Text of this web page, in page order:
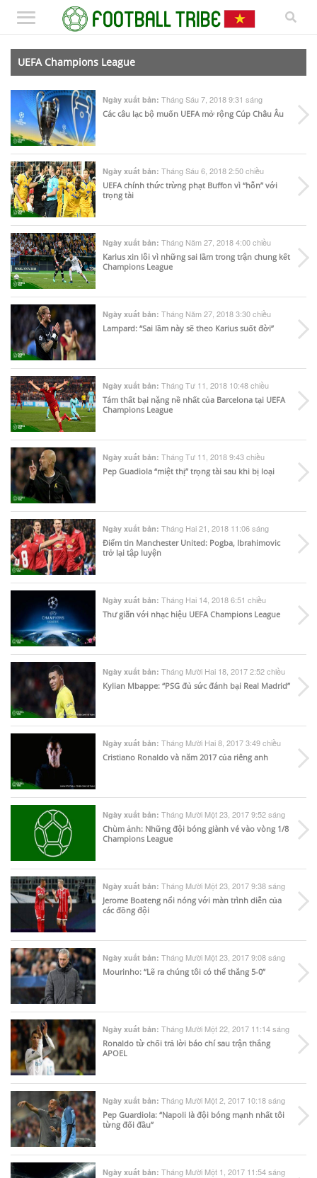
UEFA Champions League
Ngày xuất bản: Tháng Sáu 7, 2018 9:31 sáng
Các câu lạc bộ muốn UEFA mở rộng Cúp Châu Âu
Ngày xuất bản: Tháng Sáu 6, 2018 2:50 chiều
UEFA chính thức trừng phạt Buffon vì “hỗn” với
trọng tài
Ngày xuất bản: Tháng Năm 27, 2018 4:00 chiều
Karius xin lỗi vì những sai lầm trong trận chung kết
Champions League
Ngày xuất bản: Tháng Năm 27, 2018 3:30 chiều
Lampard: “Sai lầm này sẽ theo Karius suốt đời”
Ngày xuất bản: Tháng Tư 11, 2018 10:48 chiều
Tám thất bại nặng nề nhất của Barcelona tại UEFA
Champions League
Ngày xuất bản: Tháng Tư 11, 2018 9:43 chiều
Pep Guadiola “miệt thị” trọng tài sau khi bị loại
Ngày xuất bản: Tháng Hai 21, 2018 11:06 sáng
Điểm tin Manchester United: Pogba, Ibrahimovic
trở lại tập luyện
Ngày xuất bản: Tháng Hai 14, 2018 6:51 chiều
Thư giãn với nhạc hiệu UEFA Champions League
Ngày xuất bản: Tháng Mười Hai 18, 2017 2:52 chiều
Kylian Mbappe: “PSG đủ sức đánh bại Real Madrid”
Ngày xuất bản: Tháng Mười Hai 8, 2017 3:49 chiều
Cristiano Ronaldo và năm 2017 của riêng anh
Ngày xuất bản: Tháng Mười Một 23, 2017 9:52 sáng
Chùm ảnh: Những đội bóng giành vé vào vòng 1/8
Champions League
Ngày xuất bản: Tháng Mười Một 23, 2017 9:38 sáng
Jerome Boateng nổi nóng với màn trình diễn của
các đồng đội
Ngày xuất bản: Tháng Mười Một 23, 2017 9:08 sáng
Mourinho: “Lẽ ra chúng tôi có thể thắng 5-0”
Ngày xuất bản: Tháng Mười Một 22, 2017 11:14 sáng
Ronaldo từ chối trả lời báo chí sau trận thắng
APOEL
Ngày xuất bản: Tháng Mười Một 2, 2017 10:18 sáng
Pep Guardiola: “Napoli là đội bóng mạnh nhất tôi
từng đối đầu”
Ngày xuất bản: Tháng Mười Một 1, 2017 11:54 sáng